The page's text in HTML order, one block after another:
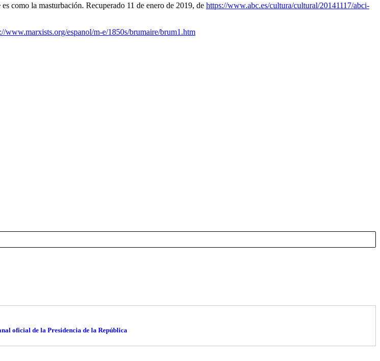
como la masturbación. Recuperado 11 de enero de 2019, de https://www.abc.es/cultura/cultural/20141117/abci-
www.marxists.org/espanol/m-e/1850s/brumaire/brum1.htm
oficial de la Presidencia de la República